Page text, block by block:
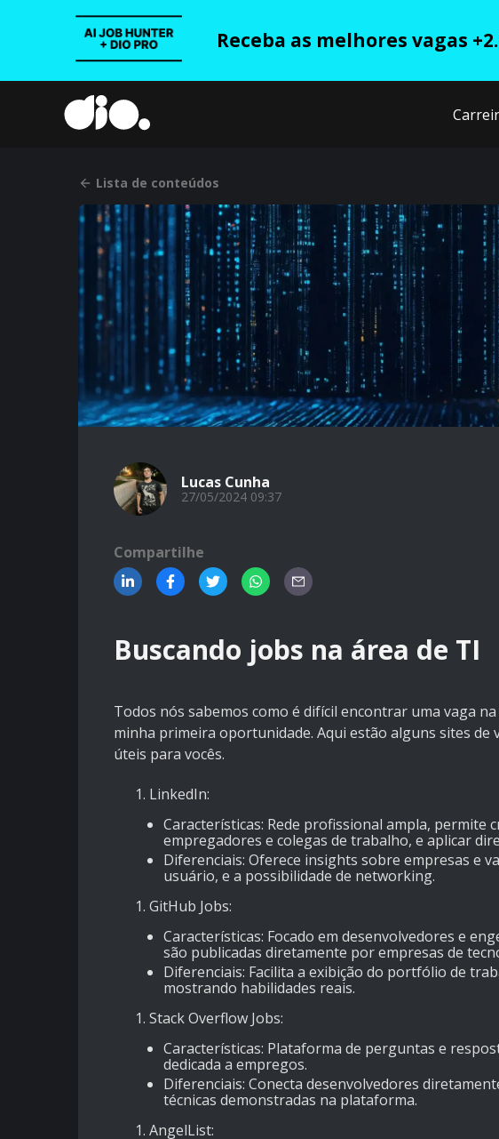
Receba as melhores vagas
Lista de conteúdos
Lucas Cunha
27/05/2024 09:37
Compartilhe
Buscando jobs na área de TI
Todos nós sabemos como é difícil encontrar uma vaga
minha primeira oportunidade. Aqui estão alguns sites de
úteis para vocês.
LinkedIn:
Características: Rede profissional ampla, permite
empregadores e colegas de trabalho, e aplicar
Diferenciais: Oferece insights sobre empresas e
usuário, e a possibilidade de networking.
GitHub Jobs:
Características: Focado em desenvolvedores e
são publicadas diretamente por empresas de
Diferenciais: Facilita a exibição do portfólio de
mostrando habilidades reais.
Stack Overflow Jobs:
Características: Plataforma de perguntas e
dedicada a empregos.
Diferenciais: Conecta desenvolvedores
técnicas demonstradas na plataforma.
AngelList: